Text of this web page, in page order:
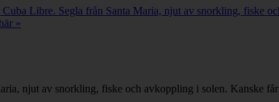
Libre. Segla från Santa Maria, njut av snorkling, fiske
»
njut av snorkling, fiske och avkoppling i solen. Kanske